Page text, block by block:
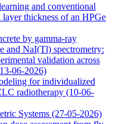
and conventional
thickness of an HPGe
by gamma-ray
and NaI(Tl) spectrometry:
validation across
06-2026)
for individualized
radiotherapy (10-06-
Systems (27-05-2026)